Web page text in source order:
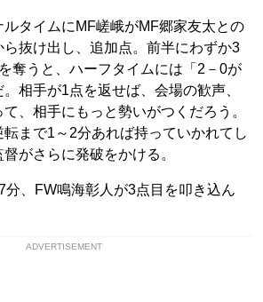
タイムにMF嵯峨がMF郷家友太との
抜け出し、追加点。前半にわずか3
奪うと、ハーフタイムには「2－0が
相手が1点を返せば、会場の歓声、
、相手にもっと勢いがつくだろう。
まで1～2分あれば持っていかれてし
がさらに発破をかける。
、FW鳴海彰人が3点目を叩き込ん
ADVERTISEMENT